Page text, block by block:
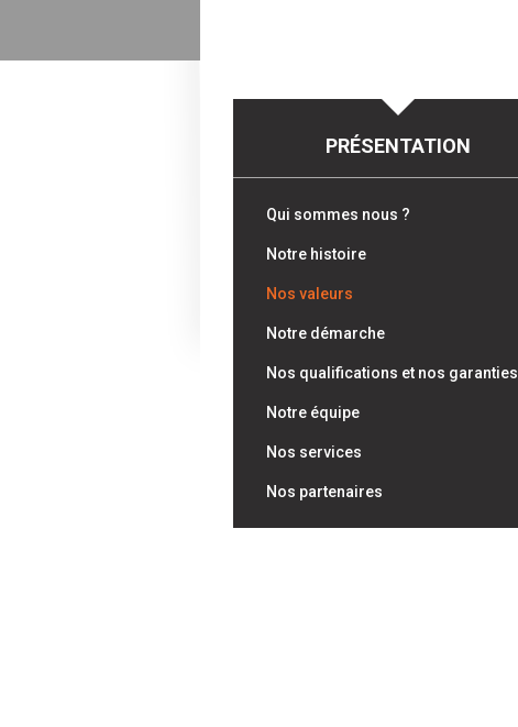
PRÉSENTATION
Qui sommes nous ?
Notre histoire
Nos valeurs
Notre démarche
Nos qualifications et nos garanties
Notre équipe
Nos services
Nos partenaires